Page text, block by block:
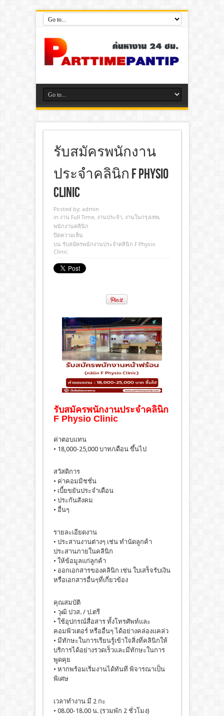
รับสมัครพนักงาน
ประจำคลินิก F Physio
Clinic
Posted by: admin
in งาน Full Time, งานประจํา, งานในกรุงเทพ,
พนักงานคลินิก
ปิดความเห็น
บน รับสมัครพนักงานประจำคลินิก F Physio
Clinic
รับสมัครพนักงานประจำคลินิก
F Physio Clinic
ค่าตอบแทน
• 18,000-25,000 บาท/เดือน ขึ้นไป
สวัสดิการ
• ค่าคอมมิชชั่น
• เบี้ยขยันประจำเดือน
• ประกันสังคม
• อื่นๆ
รายละเอียดงาน
• ประสานงานต่างๆ เช่น ทำนัดลูกค้า
ประสานภายในคลินิก
• ให้ข้อมูลแก่ลูกค้า
• ออกเอกสารของคลินิก เช่น ใบเสร็จรับเงิน
หรือเอกสารอื่นๆที่เกี่ยวข้อง
คุณสมบัติ
• วุฒิ ปวส. / ป.ตรี
• ใช้อุปกรณ์สื่อสาร ทั้งโทรศัพท์และ
คอมพิวเตอร์ หรืออื่นๆ ได้อย่างคล่องแคล่ว
• มีทักษะในการเรียนรู้เข้าใจสิ่งที่คลินิกให้
บริการได้อย่างรวดเร็วและมีทักษะในการ
พูดคุย
• หากพร้อมเริ่มงานได้ทันที พิจารณาเป็น
พิเศษ
เวลาทำงาน มี 2 กะ
• 08.00-18.00 น. (รวมพัก 2 ชั่วโมง)